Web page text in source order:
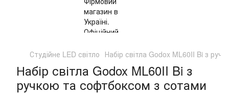
Студійне LED світло Набір світла Godox ML60II Bi з
Набір світла Godox ML60II Bi з
ручкою та софтбоксом з сотами